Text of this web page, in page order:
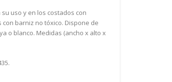
uso y en los costados con
barniz no tóxico. Dispone de
o blanco. Medidas (ancho x alto x